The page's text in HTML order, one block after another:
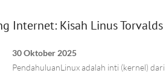
Internet: Kisah Linus
30 Oktober 2025
PendahuluanLinux adalah inti (kernel)